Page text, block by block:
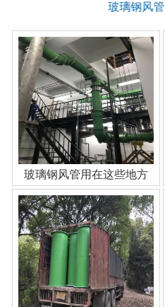
玻璃钢风管
玻璃钢风管用在这些地方